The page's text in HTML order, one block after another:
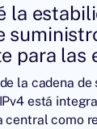
la
para las
la cadena de
está
central como